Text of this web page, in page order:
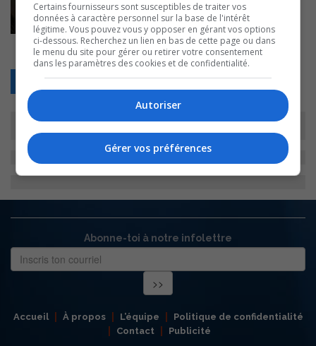
Retour
Abonne-toi à notre infolettre
Accueil À propos L’équipe
Politique de confidentialité
Contact
Publicité
Certains fournisseurs sont susceptibles de traiter vos
données à caractère personnel sur la base de l'intérêt
légitime. Vous pouvez vous y opposer en gérant vos options
ci-dessous. Recherchez un lien en bas de cette page ou dans
le menu du site pour gérer ou retirer votre consentement
dans les paramètres des cookies et de confidentialité.
Autoriser
Gérer vos préférences